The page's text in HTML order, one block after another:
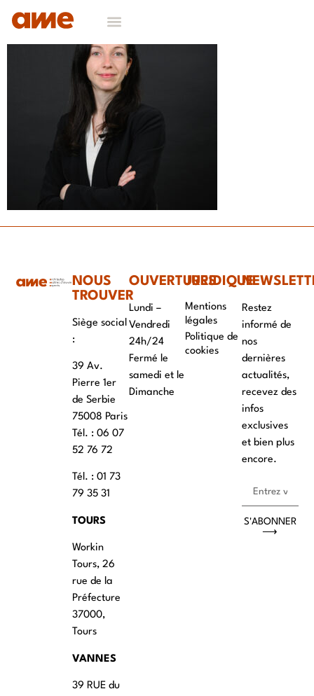
NOUS
TROUVER
Siège social
:
39 Av.
Pierre 1er
de Serbie
75008 Paris
Tél. : ‭06 07
52 76 72
Tél. : 01 73
79 35 31
TOURS
Workin
Tours, 26
rue de la
Préfecture
37000,
Tours
VANNES
39 RUE du
OUVERTURES
Lundi –
Vendredi
24h/24
Fermé le
samedi et le
Dimanche
JURIDIQUE
Mentions
légales
Politique de
cookies
Restez
informé de
nos
dernières
actualités,
recevez des
infos
exclusives
et bien plus
encore.
S'ABONNER
⟶